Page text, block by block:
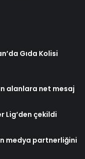
Gıda Kolisi
alanlara net mesaj
Lig’den çekildi
medya partnerliğini